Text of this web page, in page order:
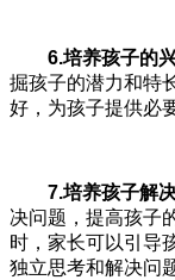
6.培养孩子的
掘孩子的潜力和特
好，为孩子提供必
7.培养孩子解
决问题，提高孩子
时，家长可以引导
独立思考和解决问